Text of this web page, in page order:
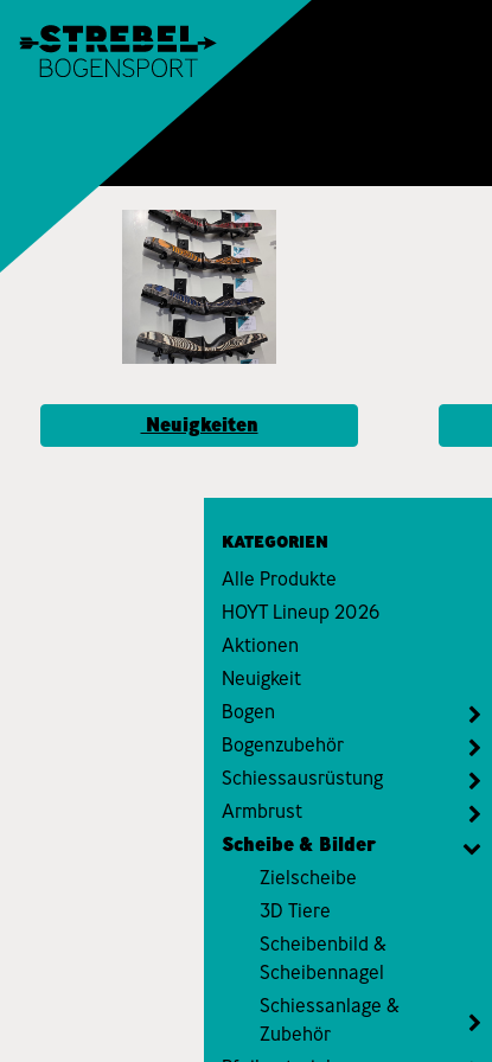
Neuigkeiten
KATEGORIEN
Alle Produkte
HOYT Lineup 2026
Aktionen
Neuigkeit
Bogen
Bogenzubehör
Schiessausrüstung
Armbrust
Scheibe & Bilder
Zielscheibe
3D Tiere
Scheibenbild &
Scheibennagel
Schiessanlage &
Zubehör